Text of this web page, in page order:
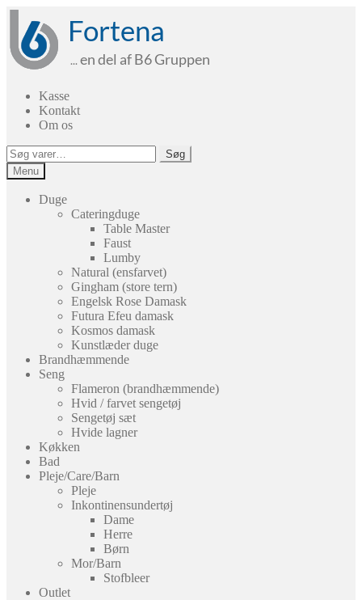
Spring
navigation
Spring
indhold
Kasse
Kontakt
Om os
Søg
efter:
Søg
Menu
Duge
Cateringduge
Table Master
Faust
Lumby
Natural (ensfarvet)
Gingham (store tern)
Engelsk Rose Damask
Futura Efeu damask
Kosmos damask
Kunstlæder duge
Brandhæmmende
Seng
Flameron (brandhæmmende)
Hvid / farvet sengetøj
Sengetøj sæt
Hvide lagner
Køkken
Bad
Pleje/Care/Barn
Pleje
Inkontinensundertøj
Dame
Herre
Børn
Mor/Barn
Stofbleer
Outlet